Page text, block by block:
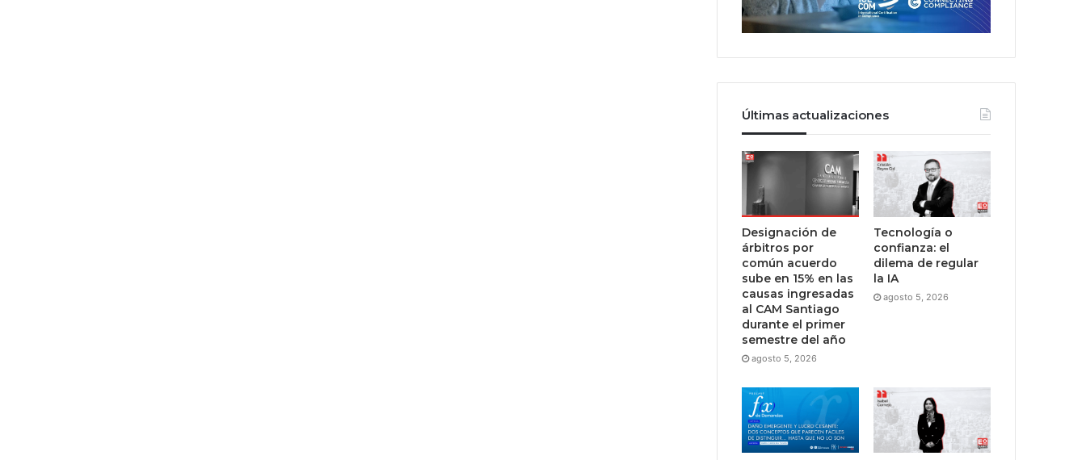
Últimas actualizaciones
Designación de
árbitros por
común acuerdo
sube en 15% en las
causas ingresadas
al CAM Santiago
durante el primer
semestre del año
agosto 5, 2026
Tecnología o
confianza: el
dilema de regular
la IA
agosto 5, 2026